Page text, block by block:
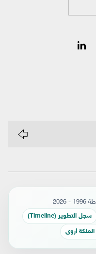
سجل التطوير (Timeline)
أروى